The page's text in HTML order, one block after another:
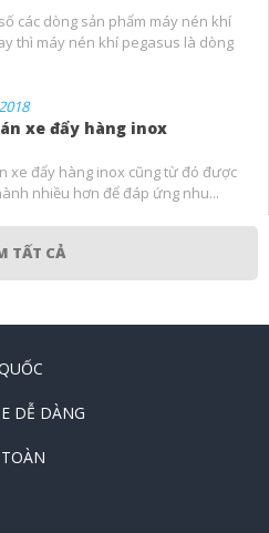
các dòng sản phẩm máy nén khí
thì máy nén khí pegasus là dòng
xe đẩy hàng inox
xe đẩy hàng inox cũng từ đó được
nhiều hơn để đáp ứng nhu...
TẤT CẢ
DỄ DÀNG